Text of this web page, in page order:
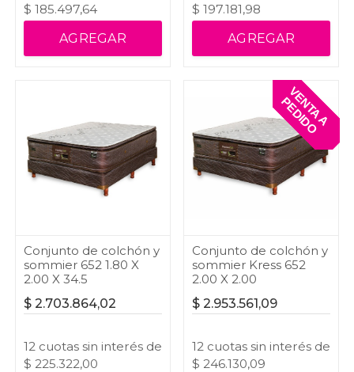
$ 185.497,64
AGREGAR
$ 197.181,98
AGREGAR
Conjunto de colchón y
sommier 652 1.80 X
2.00 X 34.5
$ 2.703.864,02
12 cuotas sin interés de
$ 225.322,00
Conjunto de colchón y
sommier Kress 652
2.00 X 2.00
$ 2.953.561,09
12 cuotas sin interés de
$ 246.130,09
V
E
N
T
A
A
P
E
D
I
D
O